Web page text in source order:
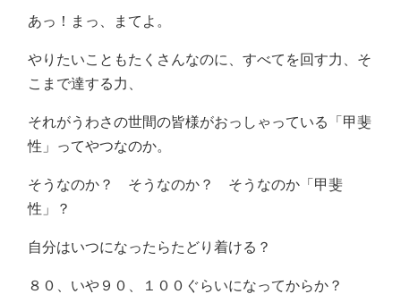
あっ！まっ、まてよ。
やりたいこともたくさんなのに、すべてを回す力、そ
こまで達する力、
それがうわさの世間の皆様がおっしゃっている「甲斐
性」ってやつなのか。
そうなのか？ そうなのか？ そうなのか「甲斐
性」？
自分はいつになったらたどり着ける？
８０、いや９０、１００ぐらいになってからか？